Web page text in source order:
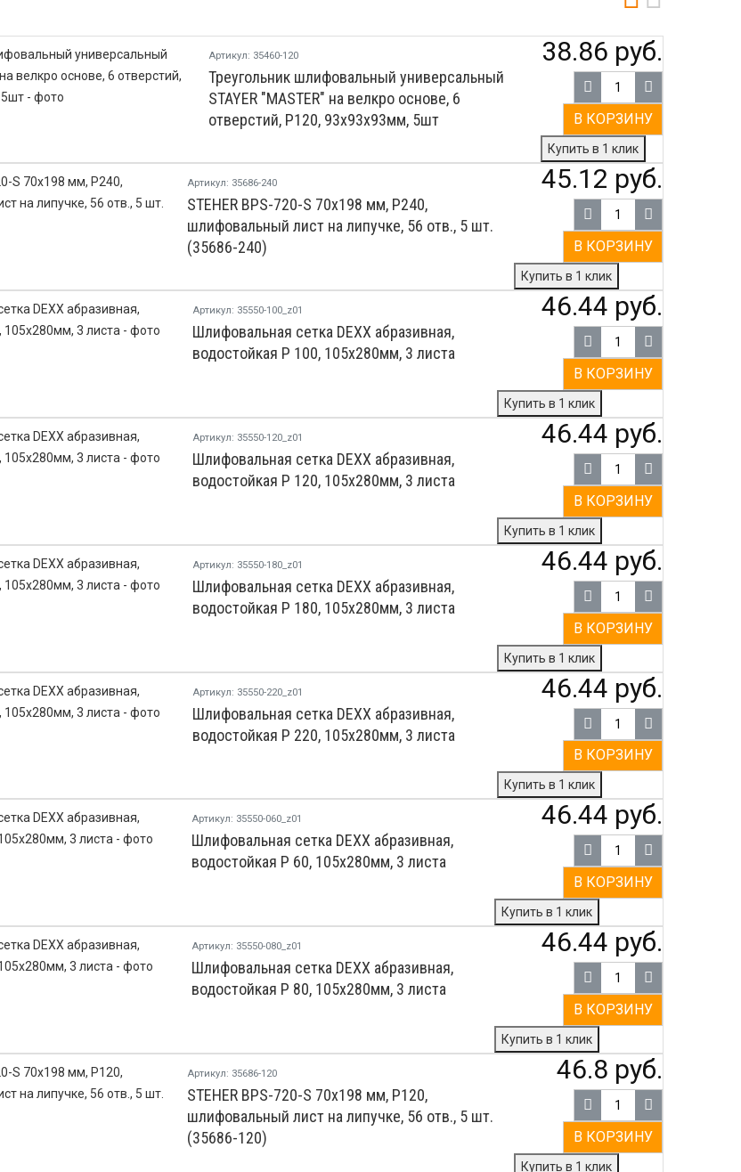
Артикул: 35460-120
Треугольник шлифовальный универсальный
STAYER ″MASTER″ на велкро основе, 6
отверстий, Р120, 93х93х93мм, 5шт
38.86 руб.
В КОРЗИНУ
Купить в 1 клик
Артикул: 35686-240
STEHER BPS-720-S 70х198 мм, Р240,
шлифовальный лист на липучке, 56 отв., 5 шт.
(35686-240)
45.12 руб.
В КОРЗИНУ
Купить в 1 клик
Артикул: 35550-100_z01
Шлифовальная сетка DEXX абразивная,
водостойкая Р 100, 105х280мм, 3 листа
46.44 руб.
В КОРЗИНУ
Купить в 1 клик
Артикул: 35550-120_z01
Шлифовальная сетка DEXX абразивная,
водостойкая Р 120, 105х280мм, 3 листа
46.44 руб.
В КОРЗИНУ
Купить в 1 клик
Артикул: 35550-180_z01
Шлифовальная сетка DEXX абразивная,
водостойкая Р 180, 105х280мм, 3 листа
46.44 руб.
В КОРЗИНУ
Купить в 1 клик
Артикул: 35550-220_z01
Шлифовальная сетка DEXX абразивная,
водостойкая Р 220, 105х280мм, 3 листа
46.44 руб.
В КОРЗИНУ
Купить в 1 клик
Артикул: 35550-060_z01
Шлифовальная сетка DEXX абразивная,
водостойкая Р 60, 105х280мм, 3 листа
46.44 руб.
В КОРЗИНУ
Купить в 1 клик
Артикул: 35550-080_z01
Шлифовальная сетка DEXX абразивная,
водостойкая Р 80, 105х280мм, 3 листа
46.44 руб.
В КОРЗИНУ
Купить в 1 клик
Артикул: 35686-120
STEHER BPS-720-S 70х198 мм, Р120,
шлифовальный лист на липучке, 56 отв., 5 шт.
(35686-120)
46.8 руб.
В КОРЗИНУ
Купить в 1 клик